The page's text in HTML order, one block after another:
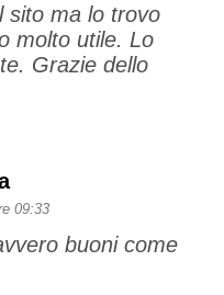
sito ma lo trovo
molto utile. Lo
Grazie dello
09:33
buoni come